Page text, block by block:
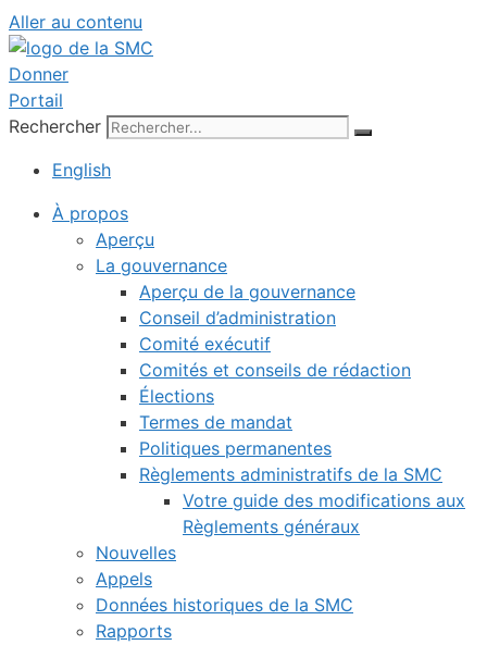
Aller au contenu
Donner
Portail
Rechercher
English
À propos
Aperçu
La gouvernance
Aperçu de la gouvernance
Conseil d’administration
Comité exécutif
Comités et conseils de rédaction
Élections
Termes de mandat
Politiques permanentes
Règlements administratifs de la SMC
Votre guide des modifications aux
Règlements généraux
Nouvelles
Appels
Données historiques de la SMC
Rapports